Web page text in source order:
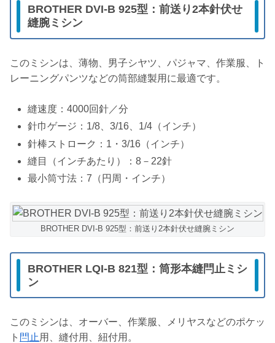
BROTHER DVI-B 925型：前送り2本針伏せ
縫腕ミシン
このミシンは、薄物、男子シヤツ、パジャマ、作業服、ト
レーニングパンツなどの筒部縫製用に最適です。
縫速度：4000回針／分
針巾ゲージ：1/8、3/16、1/4（インチ）
針棒ストローク：1・3/16（インチ）
縫目（インチあたり）：8－22針
最小筒寸法：7（円周・インチ）
BROTHER DVI-B 925型：前送り2本針伏せ縫腕ミシン
BROTHER LQI-B 821型：筒形本縫閂止ミシ
ン
このミシンは、オーバー、作業服、メリヤスなどのポケッ
ト 閂止 用、縫付用、紐付用。